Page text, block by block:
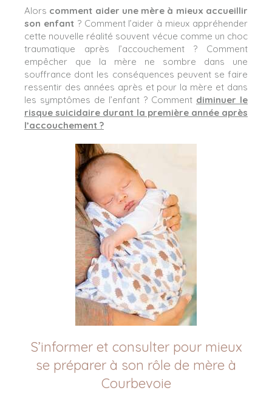
Alors comment aider une mère à mieux accueillir
son enfant ? Comment l’aider à mieux appréhender
cette nouvelle réalité souvent vécue comme un choc
traumatique après l’accouchement ? Comment
empêcher que la mère ne sombre dans une
souffrance dont les conséquences peuvent se faire
ressentir des années après et pour la mère et dans
les symptômes de l’enfant ? Comment diminuer le
risque suicidaire durant la première année après
l’accouchement ?
S’informer et consulter pour mieux
se préparer à son rôle de mère à
Courbevoie